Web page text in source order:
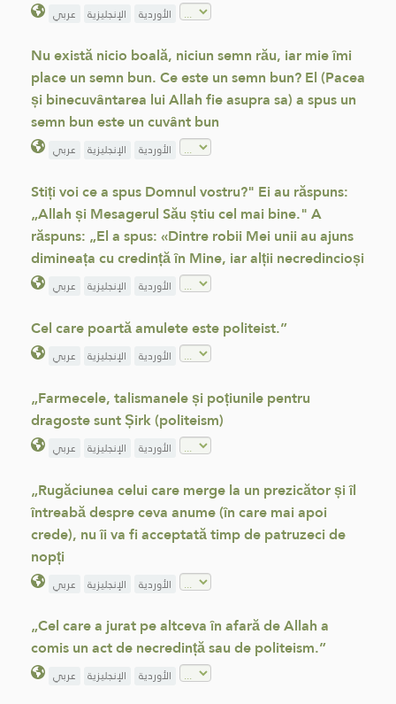
عربي الإنجليزية الأوردية
Nu există nicio boală, niciun semn rău, iar mie îmi
place un semn bun. Ce este un semn bun? El (Pacea
și binecuvântarea lui Allah fie asupra sa) a spus un
semn bun este un cuvânt bun
عربي الإنجليزية الأوردية
Stiți voi ce a spus Domnul vostru?" Ei au răspuns:
„Allah și Mesagerul Său știu cel mai bine." A
răspuns: „El a spus: «Dintre robii Mei unii au ajuns
dimineața cu credință în Mine, iar alții necredincioși
عربي الإنجليزية الأوردية
Cel care poartă amulete este politeist.”
عربي الإنجليزية الأوردية
„Farmecele, talismanele și poțiunile pentru
dragoste sunt Șirk (politeism)
عربي الإنجليزية الأوردية
„Rugăciunea celui care merge la un prezicător și îl
întreabă despre ceva anume (în care mai apoi
crede), nu îi va fi acceptată timp de patruzeci de
nopți
عربي الإنجليزية الأوردية
„Cel care a jurat pe altceva în afară de Allah a
comis un act de necredință sau de politeism.”
عربي الإنجليزية الأوردية